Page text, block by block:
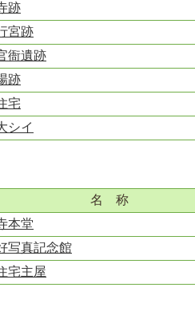
跡
宮跡
衙遺跡
跡
宅
シイ
名 称
本堂
写真記念館
宅主屋